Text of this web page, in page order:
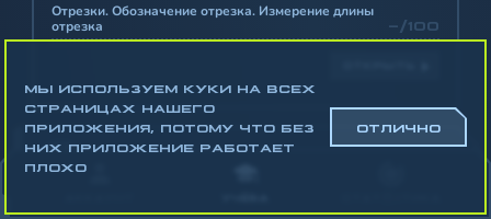
Отрезки. Обозначение отрезка. Измерение длины
отрезка
-/100
-
МЫ ИСПОЛЬЗУЕМ КУКИ НА ВСЕХ
СТРАНИЦАХ НАШЕГО
ПРИЛОЖЕНИЯ, ПОТОМУ ЧТО БЕЗ
НИХ ПРИЛОЖЕНИЕ РАБОТАЕТ
ПЛОХО
ОТЛИЧНО